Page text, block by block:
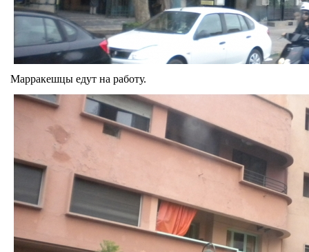
Марракешцы едут на работу.